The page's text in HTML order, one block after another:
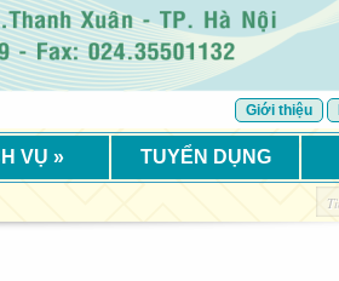
Giới thiệu
VỤ » TUYỂN DỤNG